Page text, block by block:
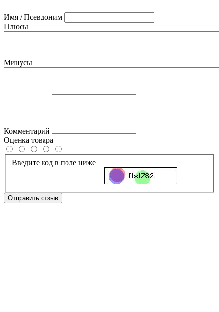
Имя / Псевдоним
Плюсы
Минусы
Комментарий
Оценка товара
Введите код в поле ниже
Отправить отзыв